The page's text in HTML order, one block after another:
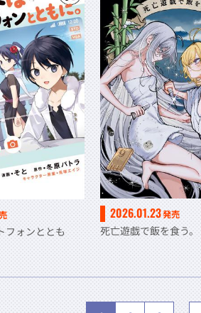
フォンととも
2026.01.23発売
死亡遊戯で飯を食う。